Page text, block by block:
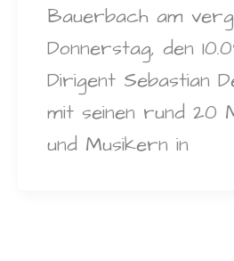
Bauerbach am
Donnerstag, den
Dirigent Sebastian
mit seinen rund 20
und Musikern in